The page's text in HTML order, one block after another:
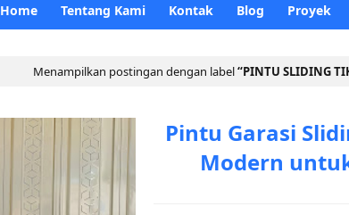
Home Tentang Kami Kontak Blog Proyek
Menampilkan postingan dengan label PINTU SLIDING
Pintu Garasi
Modern